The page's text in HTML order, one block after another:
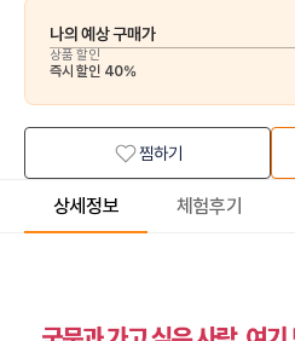
나의 예상 구매가
상품 할인
즉시 할인 40%
찜하기
상세정보 체험후기